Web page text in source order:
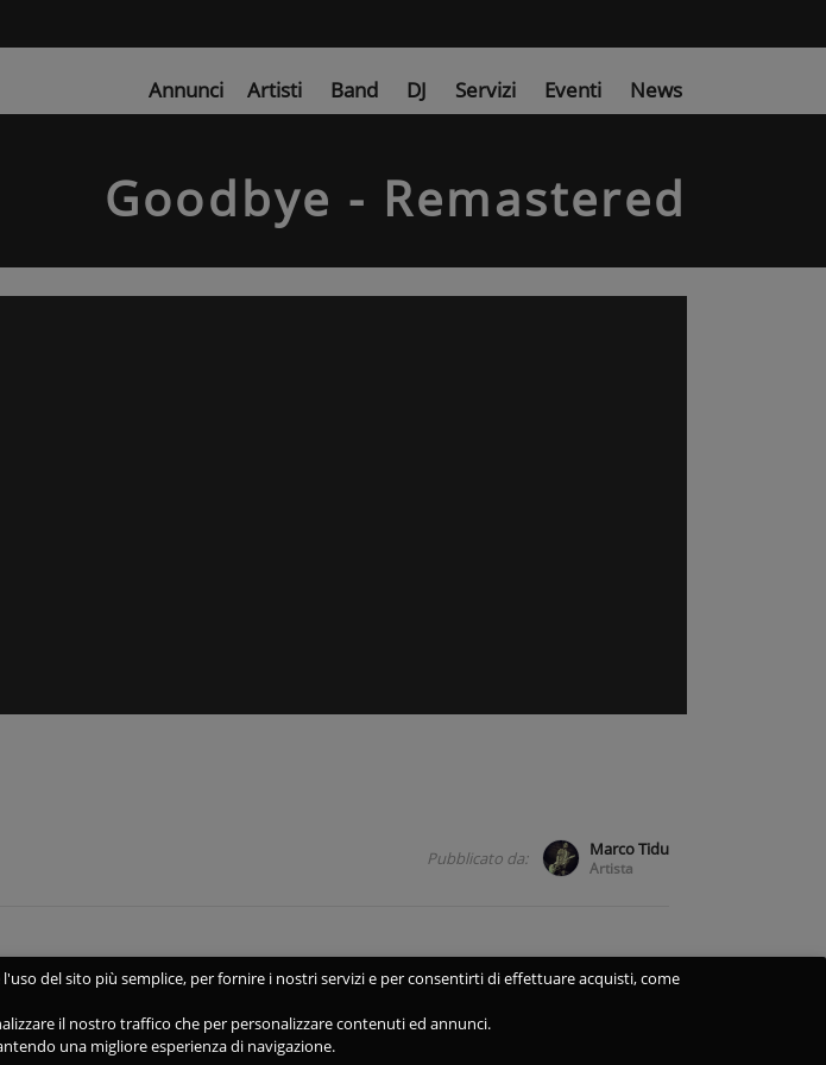
Annunci Artisti Band DJ Servizi Eventi News
Goodbye - Remastered
Pubblicato da: Marco Tidu
Artista
del sito più semplice, per fornire i nostri servizi e per consentirti di effettuare acquisti, come
il nostro traffico che per personalizzare contenuti ed annunci.
una migliore esperienza di navigazione.